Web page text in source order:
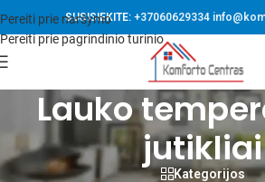
Pereiti prie naršymo
Pereiti prie pagrindinio turinio
SUSISIEKITE: +37060629334
Lauko
jutikliai
Kategorijos